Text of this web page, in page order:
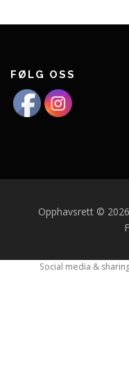
FØLG OSS
Opphavsrett ©
Social media &